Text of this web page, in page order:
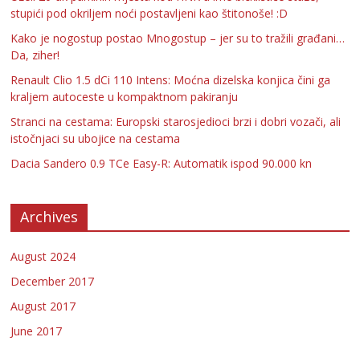
stupići pod okriljem noći postavljeni kao štitonoše! :D
Kako je nogostup postao Mnogostup – jer su to tražili građani…
Da, ziher!
Renault Clio 1.5 dCi 110 Intens: Moćna dizelska konjica čini ga
kraljem autoceste u kompaktnom pakiranju
Stranci na cestama: Europski starosjedioci brzi i dobri vozači, ali
istočnjaci su ubojice na cestama
Dacia Sandero 0.9 TCe Easy-R: Automatik ispod 90.000 kn
Archives
August 2024
December 2017
August 2017
June 2017